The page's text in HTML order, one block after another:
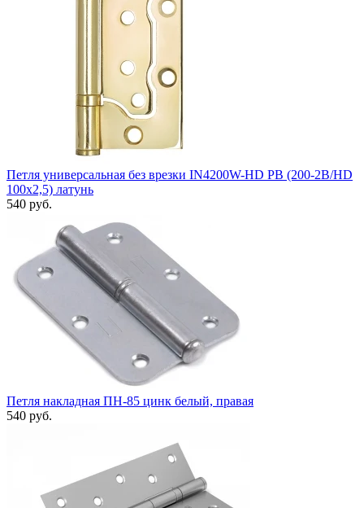
Петля универсальная без врезки IN4200W-HD PB (200-2B/HD
100x2,5) латунь
540 руб.
Петля накладная ПН-85 цинк белый, правая
540 руб.